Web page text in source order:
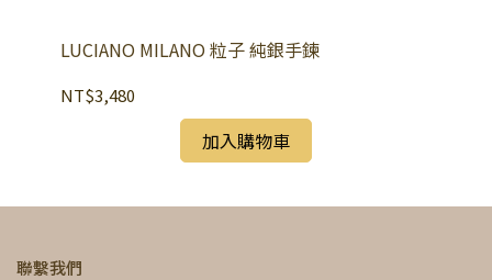
LUCIANO MILANO 粒子 純銀手鍊
NT$3,480
加入購物車
聯繫我們